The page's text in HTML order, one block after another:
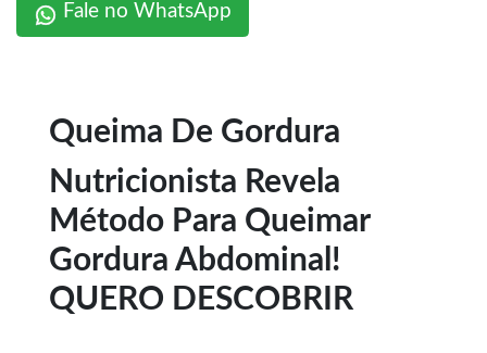
Fale no WhatsApp
Queima De Gordura
Nutricionista Revela
Método Para Queimar
Gordura Abdominal!
QUERO DESCOBRIR